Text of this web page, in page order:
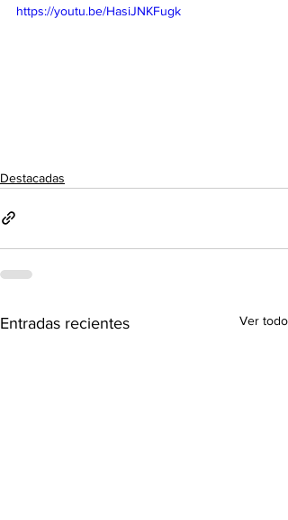
https://youtu.be/HasiJNKFugk
Destacadas
Entradas recientes Ver todo